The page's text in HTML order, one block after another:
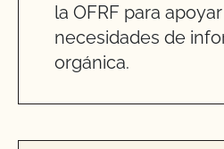
la OFRF para
necesidades de
orgánica.